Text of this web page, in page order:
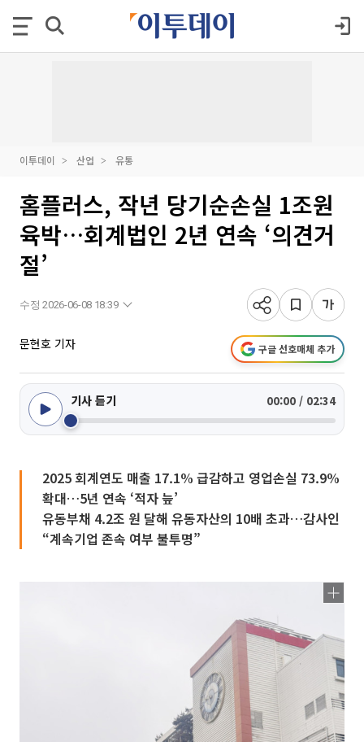
이투데이 산업 유통
홈플러스, 작년 당기순손실 1조원
육박…회계법인 2년 연속 ‘의견거
절’
수정 2026-06-08 18:39
문현호 기자 구글 선호매체 추가
기사 듣기 00:00 / 02:34
2025 회계연도 매출 17.1% 급감하고 영업손실 73.9%
확대…5년 연속 ‘적자 늪’
유동부채 4.2조 원 달해 유동자산의 10배 초과…감사인
“계속기업 존속 여부 불투명”